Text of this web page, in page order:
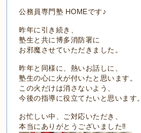
公務員専門塾 HOMEです♪
昨年に引き続き、
塾生と共に博多消防署に
お邪魔させていただきました。
昨年と同様に、熱いお話しに、
塾生の心に火が付いたと思います。
この火だけは消さないよう、
今後の指導に役立てたいと思います。
お忙しい中、ご対応いただき、
本当にありがとうございました‼